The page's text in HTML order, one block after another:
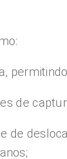
de
de